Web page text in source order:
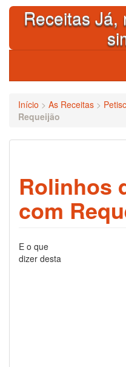
Skip
contentReceitas Já,
Início > As Receitas >
Requeijão
Rolinhos
com
E o que
dizer desta